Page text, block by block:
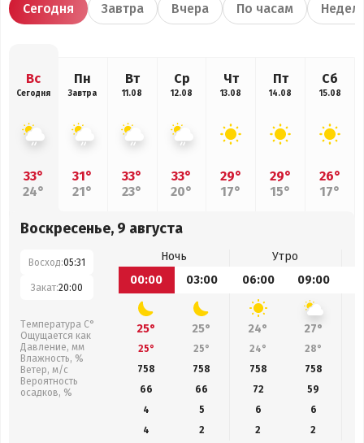
Сегодня Завтра Вчера По часам
Вс
Сегодня
33°
24°
Пн
Завтра
31°
21°
Вт
11.08
33°
23°
Ср
12.08
33°
20°
Чт
13.08
29°
17°
Пт
14.08
29°
15°
Сб
15.08
26°
17°
Воскресенье, 9 августа
Восход:05:31
Закат:20:00
Температура С°
Ощущается как
Давление, мм
Влажность, %
Ветер, м/с
Вероятность
осадков, %
Ночь
Утро
00:00
03:00 06:00 09:00
25° 25° 24° 27°
25° 25° 24° 28°
758
758 758 758
66
66 72 59
4
5 6
6
4
2 2 2